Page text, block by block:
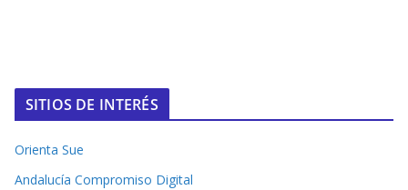
SITIOS DE INTERÉS
Orienta Sue
Andalucía Compromiso Digital